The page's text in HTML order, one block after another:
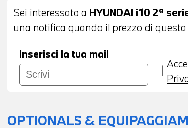
Sei interessato a HYUNDAI i10 2ª
una notifica quando il prezzo di
Inserisci la tua mail
OPTIONALS &